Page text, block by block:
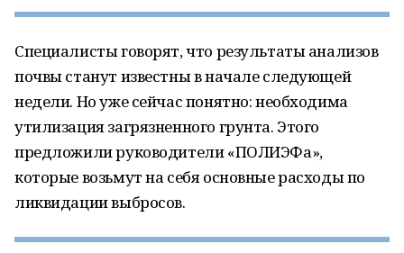
Специалисты говорят, что результаты анализов
почвы станут известны в начале следующей
недели. Но уже сейчас понятно: необходима
утилизация загрязненного грунта. Этого
предложили руководители «ПОЛИЭФа»,
которые возьмут на себя основные расходы по
ликвидации выбросов.